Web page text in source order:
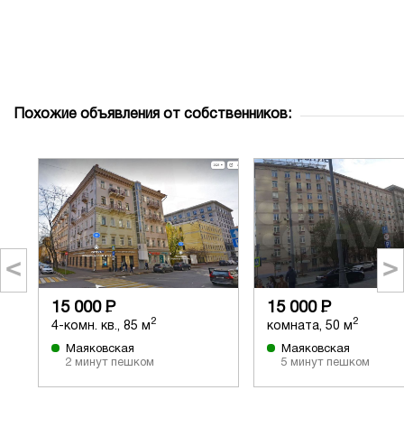
Похожие объявления от собственников:
15 000 Р
4-комн. кв., 85 м 2
Маяковская
2 минут пешком
15 000 Р
комната, 50 м 2
Маяковская
5 минут пешком
< >